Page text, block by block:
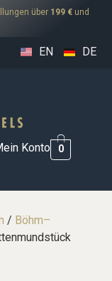
über 199 € und
EN DE
Konto 0
/ Böhm–